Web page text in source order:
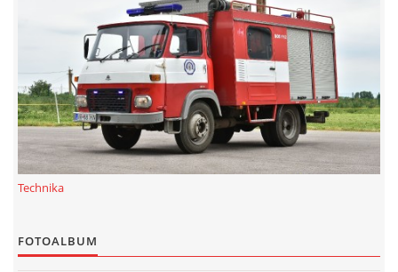
© 2026 eStránky.sk|Aktualizované 22. 7. 2026|Hore ↑
Technika
FOTOALBUM